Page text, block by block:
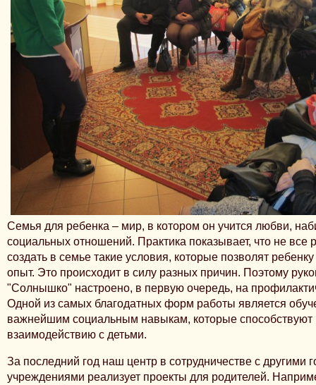
Семья для ребенка – мир, в котором он учится любви,
социальных отношений. Практика показывает, что не все
создать в семье такие условия, которые позволят
опыт. Это происходит в силу разных причин. Поэтому
"Солнышко" настроено, в первую очередь, на
Одной из самых благодатных форм работы является
важнейшим социальным навыкам, которые
взаимодействию с детьми.
За последний год наш центр в сотрудничестве с другими
учреждениями реализует проекты для родителей.